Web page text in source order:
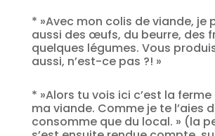
* »Avec mon colis de viande, je
aussi des œufs, du beurre, des
quelques légumes. Vous
aussi, n’est-ce pas ?! »
* »Alors tu vois ici c’est la
ma viande. Comme je te l’aies
consomme que du local. » (la